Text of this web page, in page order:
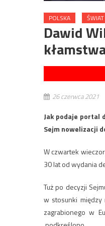
POLSKA ŚWIAT
Dawid
26 czerwca 2021
Jak podaje portal
Sejm nowelizacji
W czwartek
30 lat od wydania
Tuż po decyzji
w stosunki między
zagrabionego w